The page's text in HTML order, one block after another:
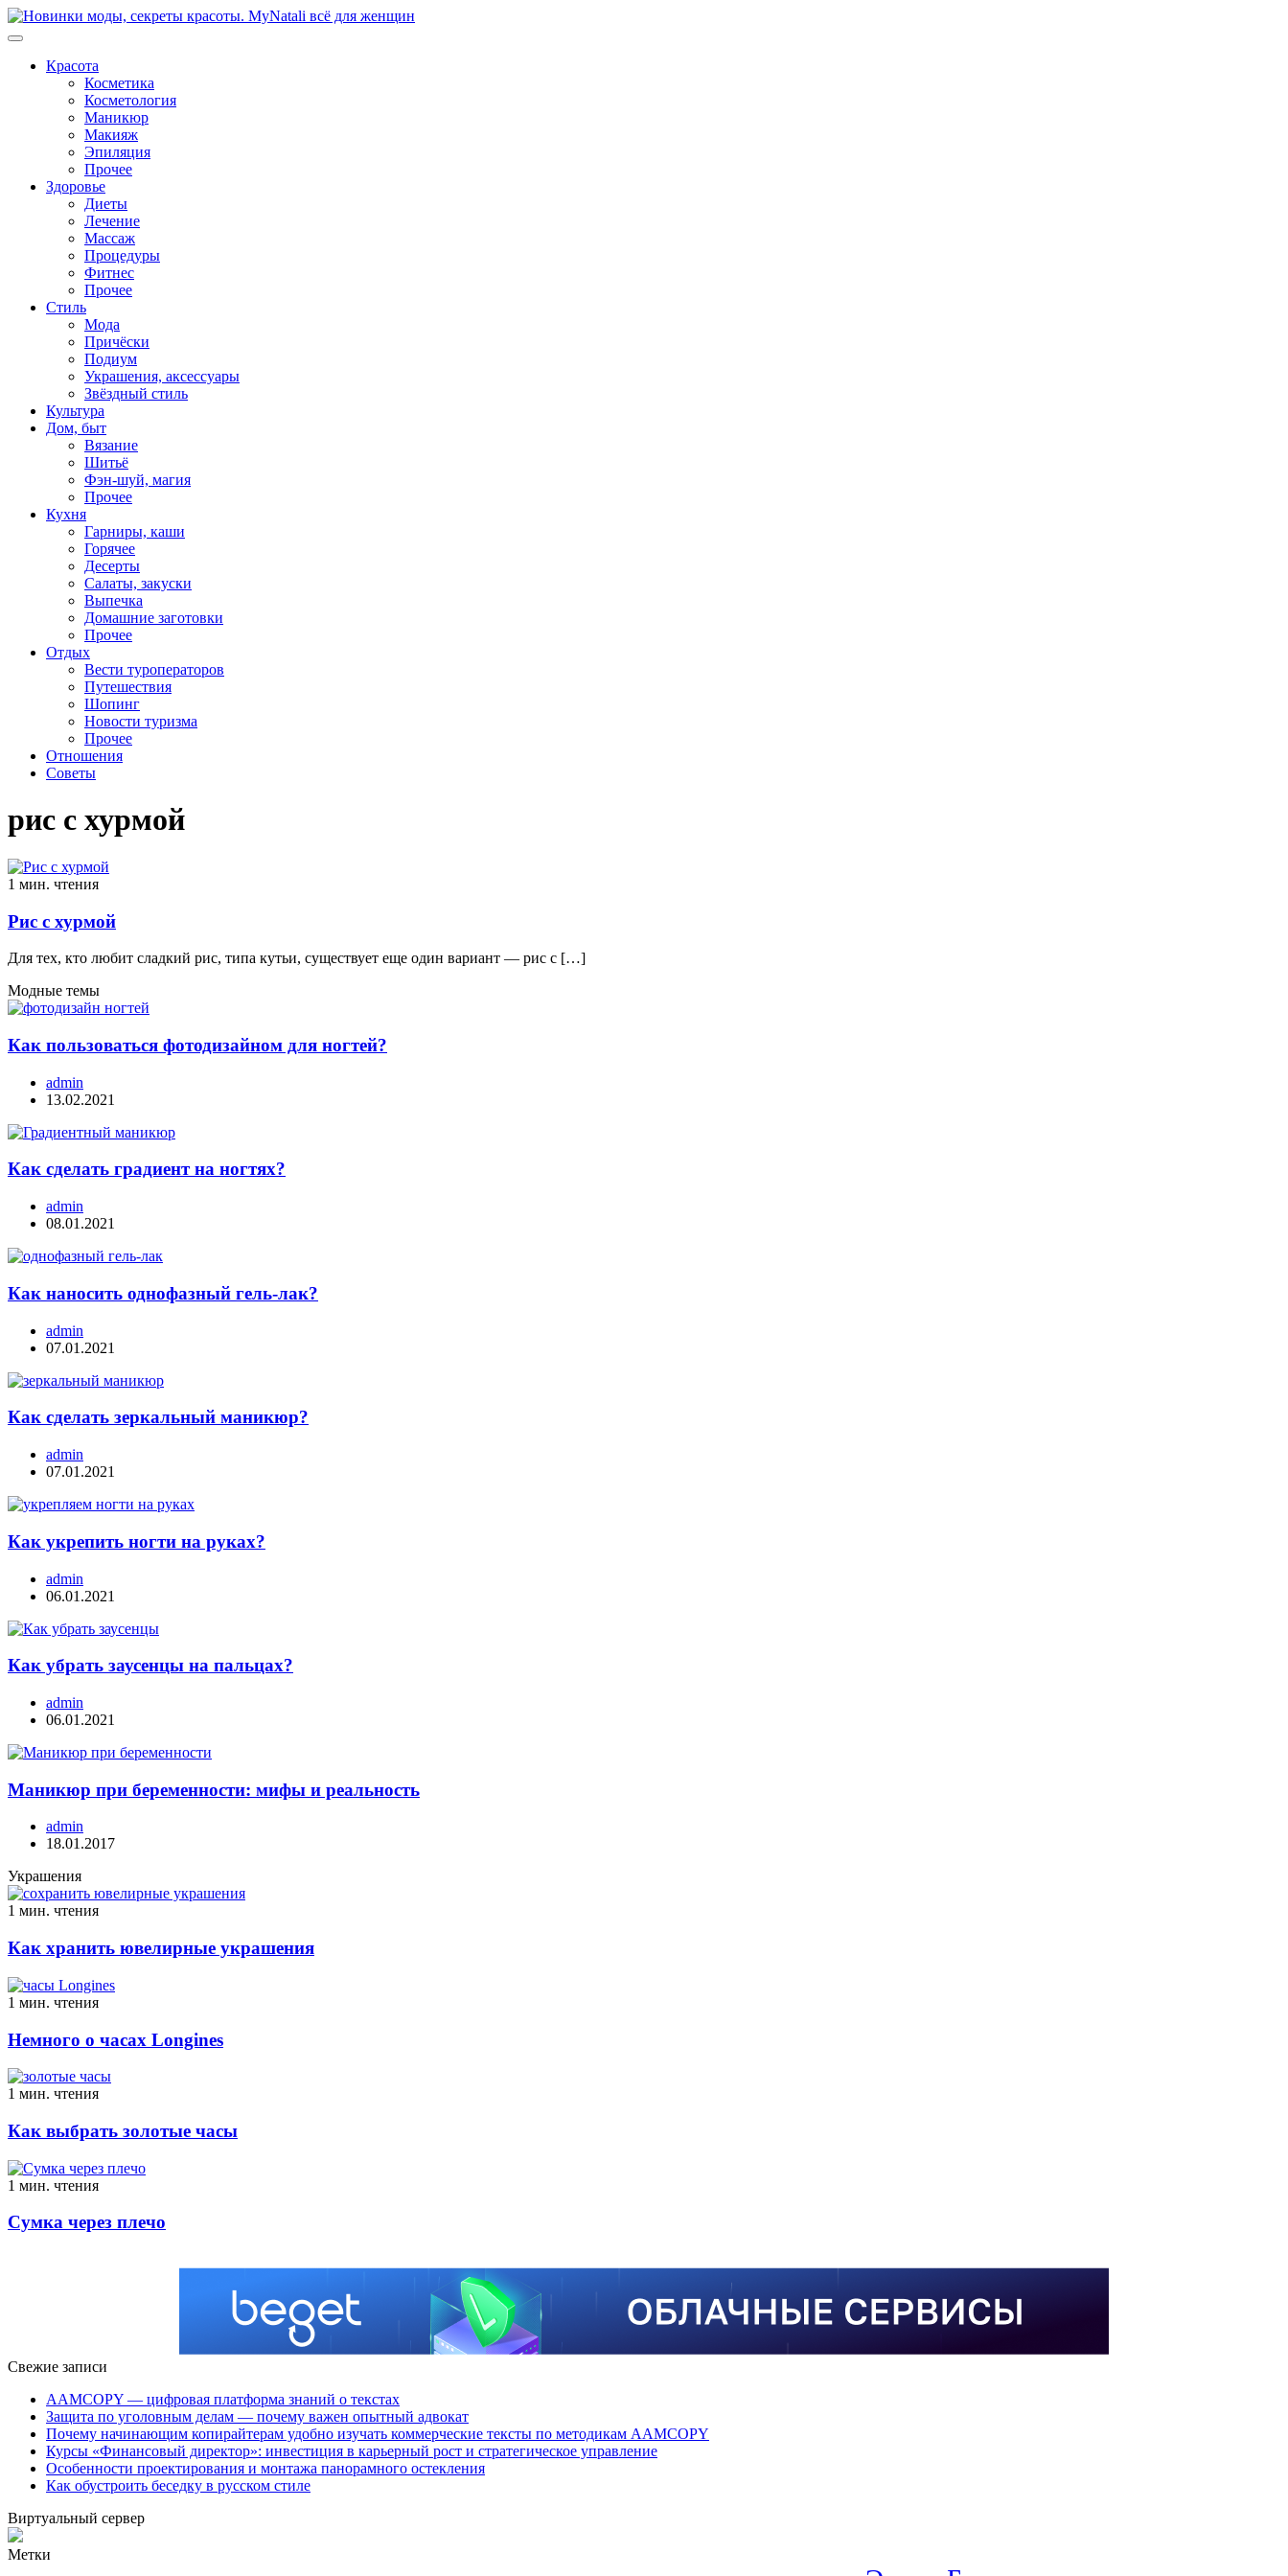
Перейти
к
Красота
Косметика
Косметология
Маникюр
Макияж
Эпиляция
Прочее
Здоровье
Диеты
Лечение
Массаж
Процедуры
Фитнес
Прочее
Стиль
Мода
Причёски
Подиум
Украшения, аксессуары
Звёздный стиль
Культура
Дом, быт
Вязание
Шитьё
Фэн-шуй, магия
Прочее
Кухня
Гарниры, каши
Горячее
Десерты
Салаты, закуски
Выпечка
Домашние заготовки
Прочее
Отдых
Вести туроператоров
Путешествия
Шопинг
Новости туризма
Прочее
Отношения
Советы
рис с хурмой
1 мин. чтения
Рис с хурмой
Для тех, кто любит сладкий рис, типа кутьи, существует еще один вариант — рис с […]
Модные темы
Как пользоваться фотодизайном для ногтей?
admin
13.02.2021
Как сделать градиент на ногтях?
admin
08.01.2021
Как наносить однофазный гель-лак?
admin
07.01.2021
Как сделать зеркальный маникюр?
admin
07.01.2021
Как укрепить ногти на руках?
admin
06.01.2021
Как убрать заусенцы на пальцах?
admin
06.01.2021
Маникюр при беременности: мифы и реальность
admin
18.01.2017
Украшения
1 мин. чтения
Как хранить ювелирные украшения
1 мин. чтения
Немного о часах Longines
1 мин. чтения
Как выбрать золотые часы
1 мин. чтения
Сумка через плечо
Свежие записи
AAMCOPY — цифровая платформа знаний о текстах
Защита по уголовным делам — почему важен опытный адвокат
Почему начинающим копирайтерам удобно изучать коммерческие тексты по методикам AAMCOPY
Курсы «Финансовый директор»: инвестиция в карьерный рост и стратегическое управление
Особенности проектирования и монтажа панорамного остекления
Как обустроить беседку в русском стиле
Виртуальный сервер
Метки